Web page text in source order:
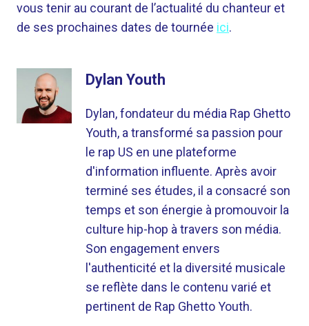
vous tenir au courant de l’actualité du chanteur et
de ses prochaines dates de tournée ici.
Dylan Youth
Dylan, fondateur du média Rap Ghetto
Youth, a transformé sa passion pour
le rap US en une plateforme
d'information influente. Après avoir
terminé ses études, il a consacré son
temps et son énergie à promouvoir la
culture hip-hop à travers son média.
Son engagement envers
l'authenticité et la diversité musicale
se reflète dans le contenu varié et
pertinent de Rap Ghetto Youth.